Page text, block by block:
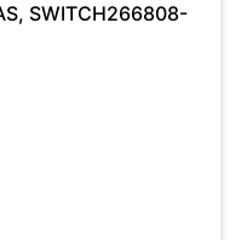
SWITCH266808-